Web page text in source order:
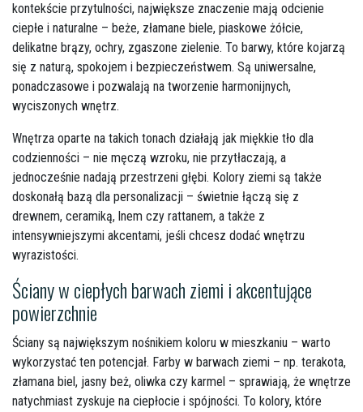
kontekście przytulności, największe znaczenie mają odcienie
ciepłe i naturalne – beże, złamane biele, piaskowe żółcie,
delikatne brązy, ochry, zgaszone zielenie. To barwy, które kojarzą
się z naturą, spokojem i bezpieczeństwem. Są uniwersalne,
ponadczasowe i pozwalają na tworzenie harmonijnych,
wyciszonych wnętrz.
Wnętrza oparte na takich tonach działają jak miękkie tło dla
codzienności – nie męczą wzroku, nie przytłaczają, a
jednocześnie nadają przestrzeni głębi. Kolory ziemi są także
doskonałą bazą dla personalizacji – świetnie łączą się z
drewnem, ceramiką, lnem czy rattanem, a także z
intensywniejszymi akcentami, jeśli chcesz dodać wnętrzu
wyrazistości.
Ściany w ciepłych barwach ziemi i akcentujące
powierzchnie
Ściany są największym nośnikiem koloru w mieszkaniu – warto
wykorzystać ten potencjał. Farby w barwach ziemi – np. terakota,
złamana biel, jasny beż, oliwka czy karmel – sprawiają, że wnętrze
natychmiast zyskuje na ciepłocie i spójności. To kolory, które